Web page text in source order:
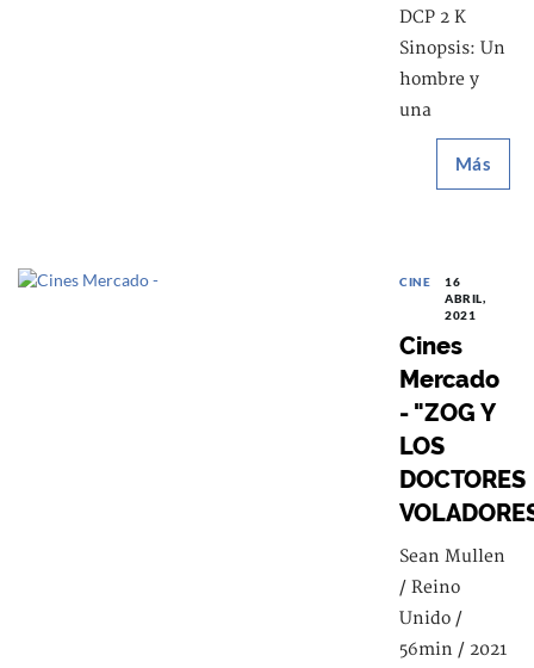
DCP 2 K
Sinopsis: Un
hombre y
una
Más
CINE
16
ABRIL,
2021
Cines
Mercado
- "ZOG Y
LOS
DOCTORES
Sean Mullen
/ Reino
Unido /
56min / 2021